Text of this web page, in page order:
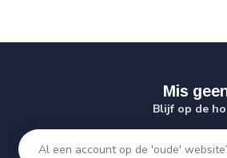
Mis
Blijf op de